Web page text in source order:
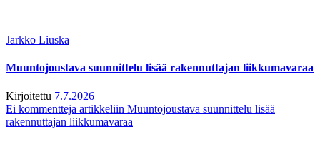
Jarkko Liuska
Muuntojoustava suunnittelu lisää rakennuttajan liikkumavaraa
Kirjoitettu 7.7.2026
Ei kommentteja artikkeliin Muuntojoustava suunnittelu lisää
rakennuttajan liikkumavaraa